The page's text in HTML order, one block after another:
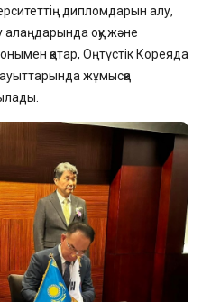
дипломдарын алу,
алаңдарында оқу және
қатар, Оңтүстік Кореяда
жұмысқа